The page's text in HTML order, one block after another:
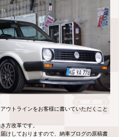
ウトラインをお客様に書いていただくこと
方改革です。
けしておりますので、納車ブログの原稿書